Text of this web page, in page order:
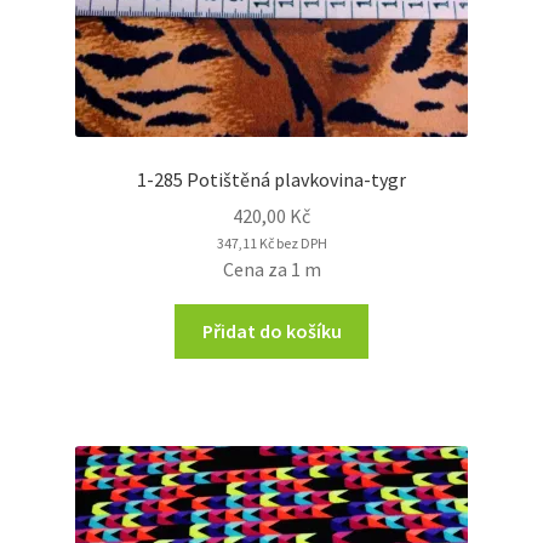
1-285 Potištěná plavkovina-tygr
420,00 Kč
347,11 Kčbez DPH
Cena za 1 m
Přidat do košíku